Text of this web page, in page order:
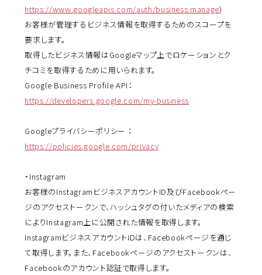
https://www.googleapis.com/auth/business.manage)
お客様が管理するビジネス情報を取得するためのスコープを
要求します。
取得したビジネス情報はGoogleマップ上でロケーションとク
チコミを取得するために用いられます。
Google Business Profile API：
https://developers.google.com/my-business
Googleプライバシーポリシー ：
https://policies.google.com/privacy
・Instagram
お客様のInstagramビジネスアカウントID及びFacebookペー
ジのアクセストークンで、ハッシュタグの付いたメディアの検索
によりInstagram上に公開された情報を取得します。
InstagramビジネスアカウントIDは、Facebookページを通じ
て取得します。また、Facebookページのアクセストークンは、
Facebookのアカウント認証で取得します。